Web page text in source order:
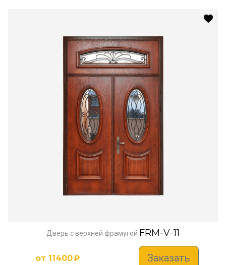
Дверь с верхней фрамугой FRM-V-11
от 11400₽ Заказать